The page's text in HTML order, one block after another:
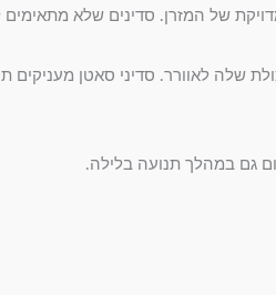
של המזרן. סדינים שלא מתאימים
שלה לאוורר. סדיני סאטן מעניקים
גם במהלך תנועה בלילה.